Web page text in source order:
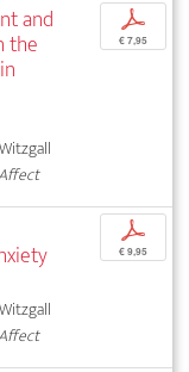
and
the
p
€ 7,95
p
€ 9,95